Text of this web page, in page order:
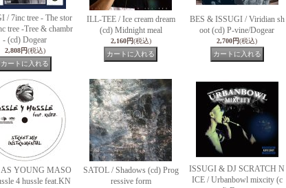
/ 7inc tree - The stor
tree -Tree & chambr
- (cd) Dogear
2,808円(税込)
ILL-TEE / Ice cream dream
(cd) Midnight meal
2,160円(税込)
BES & ISSUGI / Viridian sh
oot (cd) P-vine/Dogear
2,700円(税込)
AS YOUNG MASO
4 hussle feat.KN
SATOL / Shadows (cd) Prog
ressive form
ISSUGI & DJ SCRATCH N
ICE / Urbanbowl mixcity (c